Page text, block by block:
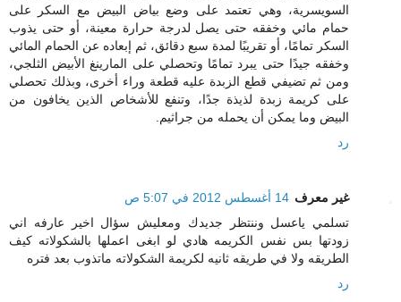
السويسرية، وهي تعتمد على وضع بياض البيض مع السكر على
حمام مائي وخفقه حتى يصل لدرجة حرارة معينة، أو حتى يذوب
السكر تمامًا، أو تقريبًا لمدة سبع دقائق، ثم إبعاده عن الحمام المائي
وخفقه جيدًا حتى يبرد تمامًا وتحصلي على المارينغ الأبيض الثلجي،
ومن ثم تضيفي قطع الزبدة عليه قطعة وراء أخرى، وبذلك تحصلي
على كريمة زبدة لذيذة جدًا، وتنفع للأشخاص الذين يخافون من
البيض وما يمكن أن يحمله من جراثيم.
رد
غير معرف 14 أغسطس 2012 في 5:07 ص
تسلمي ياعسل وننتظر جديدك ومعليش سؤال اخير عارفه اني
زودتها بس نفس الكريمه هادي لو ابغى اعملها بالشكولاته كيف
الطريقه ولا في طريقه ثانيه لكريمة الشكولاته ماتذوب بعد فتره
رد